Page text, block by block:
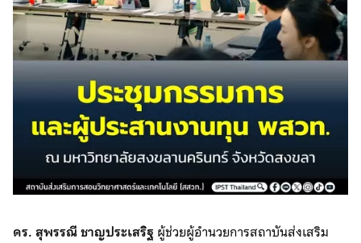
ดร. สุพรรณี ชาญประเสริฐ ผู้ช่วยผู้อำนวยการสถาบันส่งเสริม